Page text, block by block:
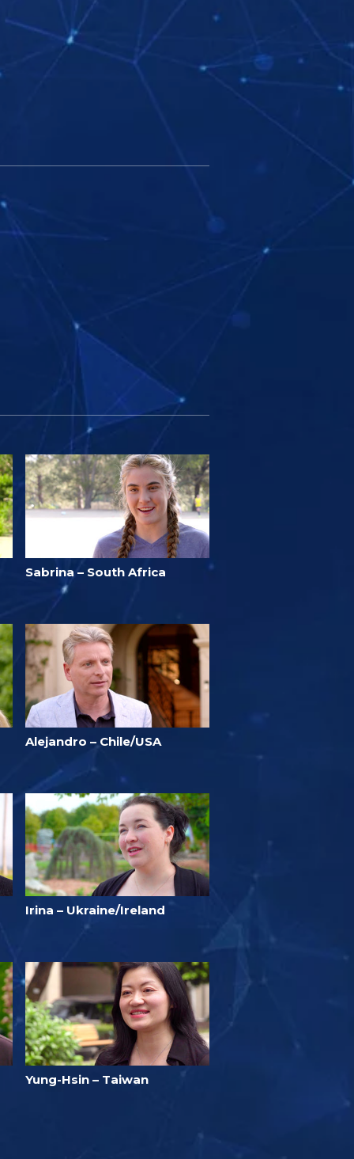
Sabrina – South Africa
Alejandro – Chile/USA
Irina – Ukraine/Ireland
Yung-Hsin – Taiwan